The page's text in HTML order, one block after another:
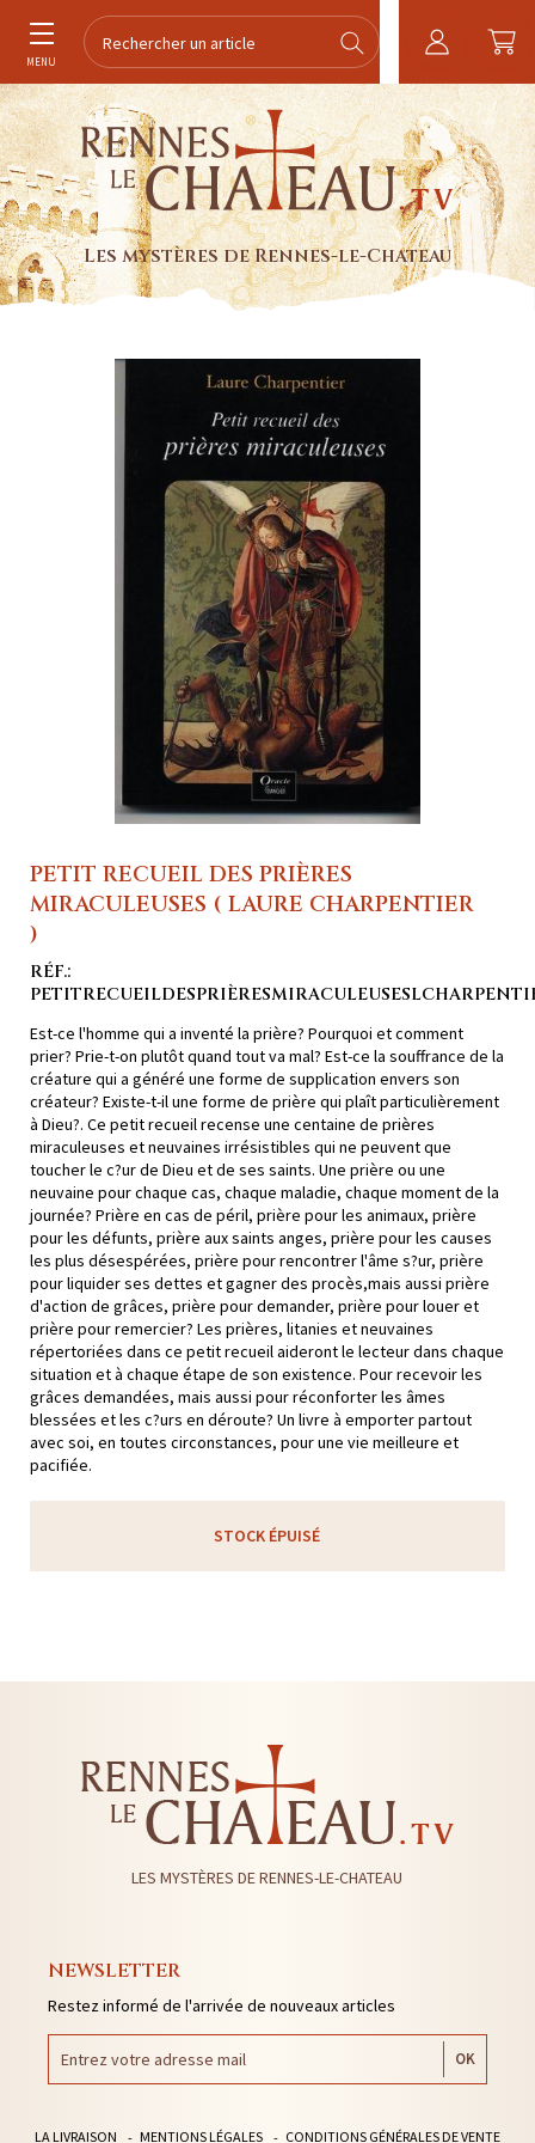
MENU
Les mystères de Rennes-le-Chateau
PETIT RECUEIL DES PRIÈRES
MIRACULEUSES ( LAURE CHARPENTIER
)
RÉF.:
Est-ce l'homme qui a inventé la prière? Pourquoi et comment
prier? Prie-t-on plutôt quand tout va mal? Est-ce la souffrance de la
créature qui a généré une forme de supplication envers son
créateur? Existe-t-il une forme de prière qui plaît particulièrement
à Dieu?. Ce petit recueil recense une centaine de prières
miraculeuses et neuvaines irrésistibles qui ne peuvent que
toucher le c?ur de Dieu et de ses saints. Une prière ou une
neuvaine pour chaque cas, chaque maladie, chaque moment de la
journée? Prière en cas de péril, prière pour les animaux, prière
pour les défunts, prière aux saints anges, prière pour les causes
les plus désespérées, prière pour rencontrer l'âme s?ur, prière
pour liquider ses dettes et gagner des procès,mais aussi prière
d'action de grâces, prière pour demander, prière pour louer et
prière pour remercier? Les prières, litanies et neuvaines
répertoriées dans ce petit recueil aideront le lecteur dans chaque
situation et à chaque étape de son existence. Pour recevoir les
grâces demandées, mais aussi pour réconforter les âmes
blessées et les c?urs en déroute? Un livre à emporter partout
avec soi, en toutes circonstances, pour une vie meilleure et
pacifiée.
STOCK ÉPUISÉ
LES MYSTÈRES DE RENNES-LE-CHATEAU
NEWSLETTER
Restez informé de l'arrivée de nouveaux articles
LA LIVRAISON MENTIONS LÉGALES CONDITIONS GÉNÉRALES DE VENTE